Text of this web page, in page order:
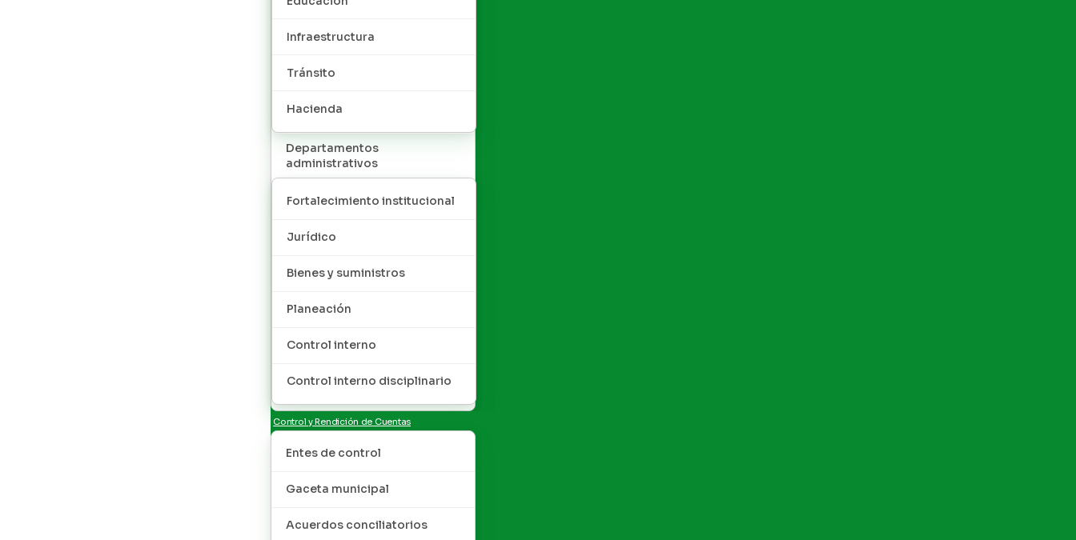
Infraestructura
Tránsito
Hacienda
Departamentos
administrativos
Fortalecimiento institucional
Jurídico
Bienes y suministros
Planeación
Control interno
Control interno disciplinario
Control y Rendición de Cuentas
Entes de control
Gaceta municipal
Acuerdos conciliatorios